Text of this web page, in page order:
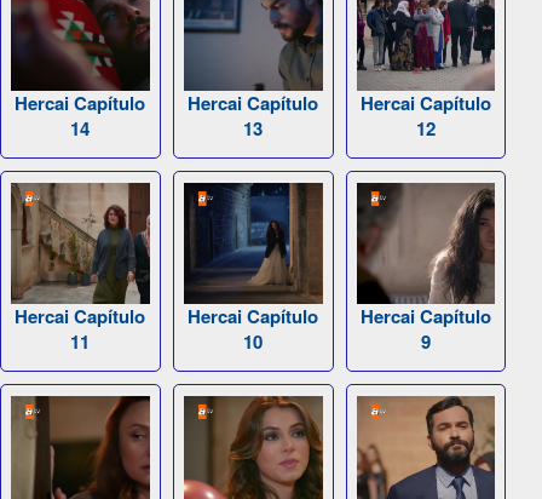
Hercai Capítulo
14
Hercai Capítulo
13
Hercai Capítulo
12
Hercai Capítulo
11
Hercai Capítulo
10
Hercai Capítulo
9